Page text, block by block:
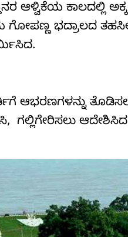
ಆಳ್ವಿಕೆಯ ಕಾಲದಲ್ಲಿ
ಭದ್ರಾಲದ
ಆಭರಣಗಳನ್ನು
ಗಲ್ಲಿಗೇರಿಸಲು